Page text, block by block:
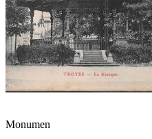
Monumen